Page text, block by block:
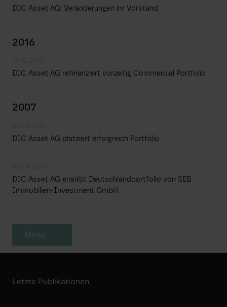
DIC Asset AG: Veränderungen im Vorstand
2016
DIC Asset AG refinanziert vorzeitig Commercial Portfolio
2007
DIC Asset AG platziert erfolgreich Portfolio
DIC Asset AG erwirbt Deutschlandportfolio von SEB
Immobilien-Investment GmbH
Menu
Letzte Publikationen